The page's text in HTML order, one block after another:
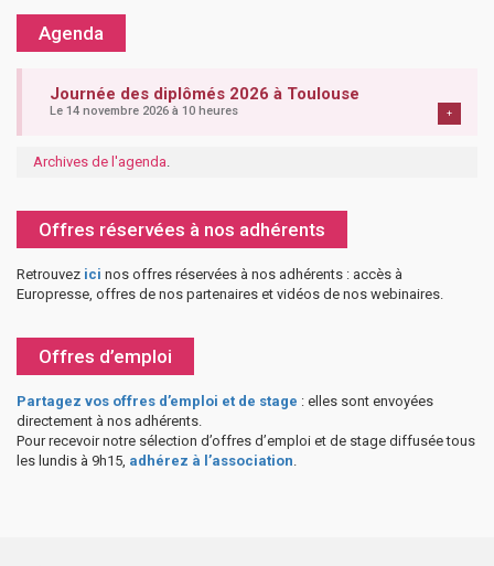
Agenda
Journée des diplômés 2026 à Toulouse
Le 14 novembre 2026 à 10 heures +
Archives de l'agenda.
Offres réservées à nos adhérents
Retrouvez ici nos offres réservées à nos adhérents : accès à
Europresse, offres de nos partenaires et vidéos de nos webinaires.
Offres d’emploi
Partagez vos offres d’emploi et de stage : elles sont envoyées
directement à nos adhérents.
Pour recevoir notre sélection d’offres d’emploi et de stage diffusée tous
les lundis à 9h15, adhérez à l’association.